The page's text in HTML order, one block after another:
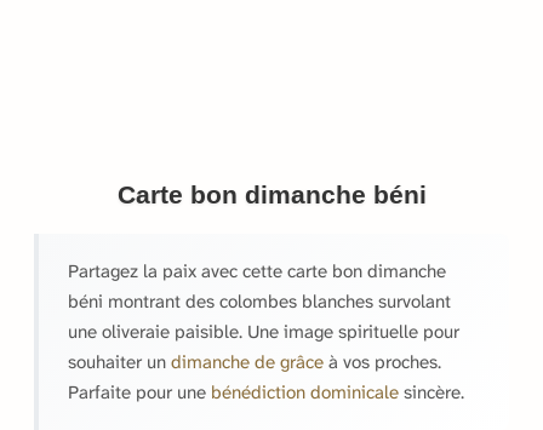
Carte bon dimanche béni
Partagez la paix avec cette carte bon dimanche
béni montrant des colombes blanches survolant
une oliveraie paisible. Une image spirituelle pour
souhaiter un dimanche de grâce à vos proches.
Parfaite pour une bénédiction dominicale sincère.